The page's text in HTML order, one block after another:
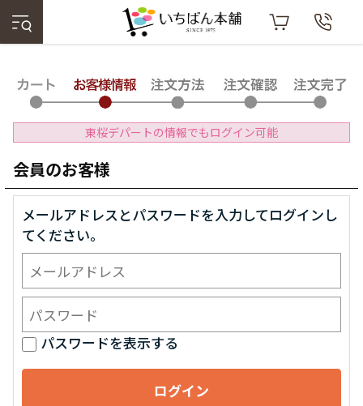
東桜デパートの情報でもログイン可能
会員のお客様
メールアドレスとパスワードを入力してログインし
てください。
パスワードを表示する